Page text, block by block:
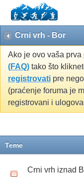
Crni vrh - Bor
Ako je ovo vaša prva
(FAQ) tako što
registrovati pre
(praćenje foruma je
registrovani i
Teme
Crni vrh iznad